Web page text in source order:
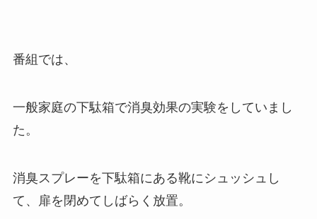
番組では、
一般家庭の下駄箱で消臭効果の実験をしていまし
た。
消臭スプレーを下駄箱にある靴にシュッシュし
て、扉を閉めてしばらく放置。